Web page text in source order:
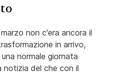
non c'era ancora il
in arrivo,
normale giornata
notizia del che con il